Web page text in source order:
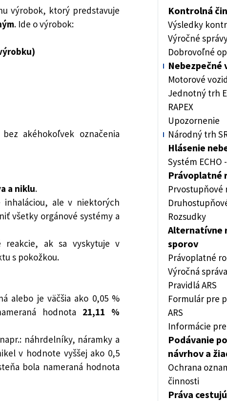
výrobok, ktorý predstavuje
. Ide o výrobok:
akéhokoľvek označenia
a niklu.
ale v niektorých
všetky orgánové systémy a
reakcie, ak sa vyskytuje v
s pokožkou.
alebo je väčšia ako 0,05 %
hodnota 21,11 %
náhrdelníky, náramky a
v hodnote vyššej ako 0,5
bola nameraná hodnota
Kontrolná
Výsledky
Výročné
Dobrovoľné
Nebezpečné
Motorové
Jednotný trh
RAPEX
Upozornenie
Národný trh
Hlásenie
Systém
Právoplatné
Prvostupňové
Rozsudky
Alternatívne
sporov
Právoplatné
Výročná
Pravidlá ARS
Formulár pre
ARS
Informácie
Podávanie
návrhov a
Ochrana
činnosti
Práva